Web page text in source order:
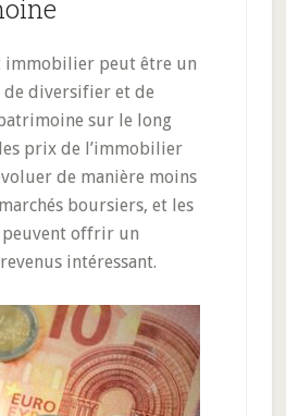
immobilier peut être un
de diversifier et de
sur le long
prix de l’immobilier
de manière moins
boursiers, et les
peuvent offrir un
intéressant.